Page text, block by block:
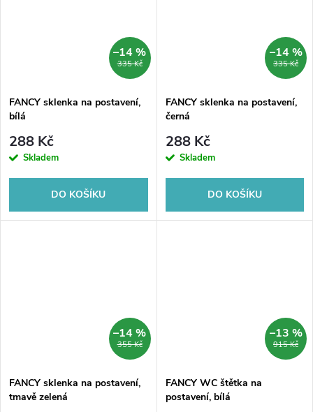
335 Kč
–14 %
FANCY sklenka na postavení,
bílá
288 Kč
Skladem
DO KOŠÍKU
335 Kč
–14 %
FANCY sklenka na postavení,
černá
288 Kč
Skladem
DO KOŠÍKU
355 Kč
–14 %
FANCY sklenka na postavení,
tmavě zelená
915 Kč
–13 %
FANCY WC štětka na
postavení, bílá